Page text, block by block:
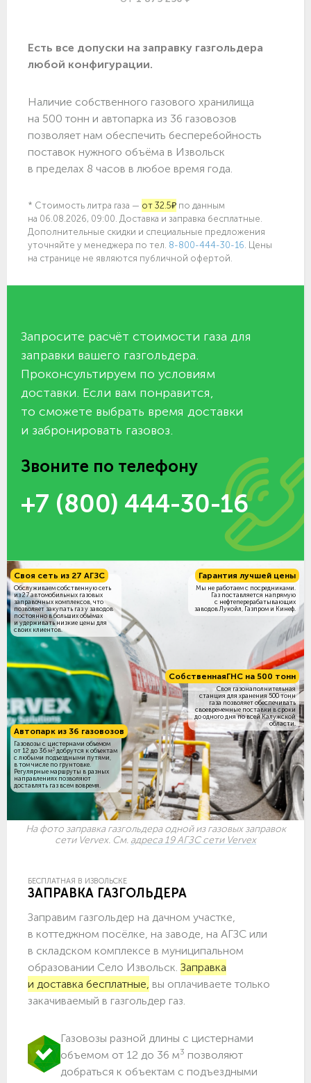
Есть все допуски нa заправку газгольдера
любой конфигурации.
Наличие собственного газового хранилища
на 500 тонн и автопарка из 36 газовозов
позволяет нам обеспечить бесперебойность
поставок нужного объёма в Извольск
в пределах 8 часов в любое время года.
* Стоимость литра газа — от 32.5₽ по данным
на 06.08.2026, 09:00. Доставка и заправка бесплатные.
Дополнительные скидки и специальные предложения
уточняйте у менеджера по тел. 8-800-444-30-16 . Цены
на странице не являются публичной офертой.
Запросите расчёт стоимости газа для
заправки вашего газгольдера.
Проконсультируем по условиям
доставки. Если вам понравится,
то сможете выбрать время доставки
и забронировать газовоз.
Звоните по телефону
+7 (800) 444-30-16
СобственнаяГНС на 500 тонн
Своя газонаполнительная
станция для хранения 500 тонн
газа позволяет обеспечивать
своевременные поставки в сроки
до одного дня по всей Калужской
области.
Своя сеть из 27 АГЗС
Обслуживаем собственную сеть
из 27 автомобильных газовых
заправочных комплексов, что
позволяет закупать газ у заводов
постоянно в больших объёмах
и удерживать низкие цены для
своих клиентов.
Гарантия лучшей цены
Мы не работаем с посредниками.
Газ поставляется напрямую
с нефтеперерабатывающих
заводов Лукойл, Газпром и Кинеф.
Автопарк из 36 газовозов
Газовозы с цистернами объемом
от 12 до 36 м3 добрутся к объектам
c любыми подъездными путями,
в том числе по грунтовке.
Регулярные маршруты в разных
направлениях позволяют
доставлять газ всем вовремя.
На фото заправка газгольдера одной из газовых заправок
сети Vervex. См. адреса 19 АГЗС сети Vervex
БЕСПЛАТНАЯ В ИЗВОЛЬСКЕ
ЗАПРАВКА ГАЗГОЛЬДЕРА
Заправим газгольдер на дачном участке,
в коттеджном посёлке, на заводе, на АГЗС или
в складском комплексе в муниципальном
образовании Село Извольск. Заправка
и доставка бесплатные, вы оплачиваете только
закачиваемый в газгольдер газ.
Газовозы разной длины с цистернами
объемом от 12 до 36 м3 позволяют
добраться к объектам c подъездными